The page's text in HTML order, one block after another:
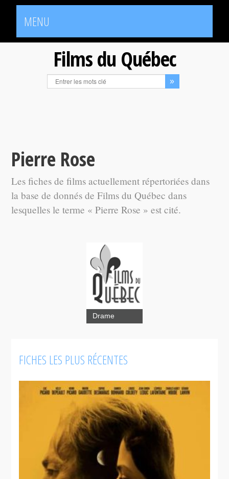
MENU
Films du Québec
Pierre Rose
Les fiches de films actuellement répertoriées dans
la base de donnés de Films du Québec dans
lesquelles le terme « Pierre Rose » est cité.
Drame
FICHES LES PLUS RÉCENTES